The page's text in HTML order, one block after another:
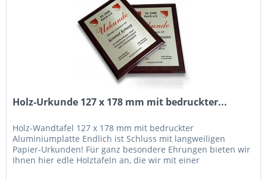
Holz-Urkunde 127 x 178 mm mit bedruckter...
Holz-Wandtafel 127 x 178 mm mit bedruckter
Aluminiumplatte Endlich ist Schluss mit langweiligen
Papier-Urkunden! Für ganz besondere Ehrungen bieten wir
Ihnen hier edle Holztafeln an, die wir mit einer